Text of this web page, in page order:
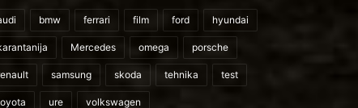
bmw ferrari film ford hyundai
Mercedes omega porsche
samsung skoda tehnika test
ure volkswagen